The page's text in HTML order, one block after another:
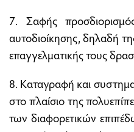
7. Σαφής
αυτοδιοίκησης, δηλαδή
επαγγελματικής τους
8. Καταγραφή και
στο πλαίσιο της
των διαφορετικών